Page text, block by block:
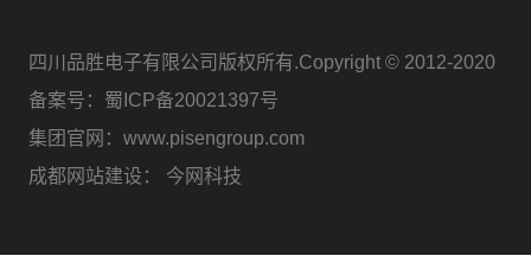
四川品胜电子有限公司版权所有.Copyright © 2012-2020
备案号：蜀ICP备20021397号
集团官网：www.pisengroup.com
成都网站建设：
今网科技